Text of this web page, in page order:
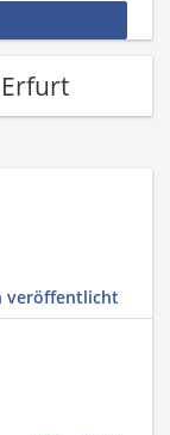
veröffentlicht